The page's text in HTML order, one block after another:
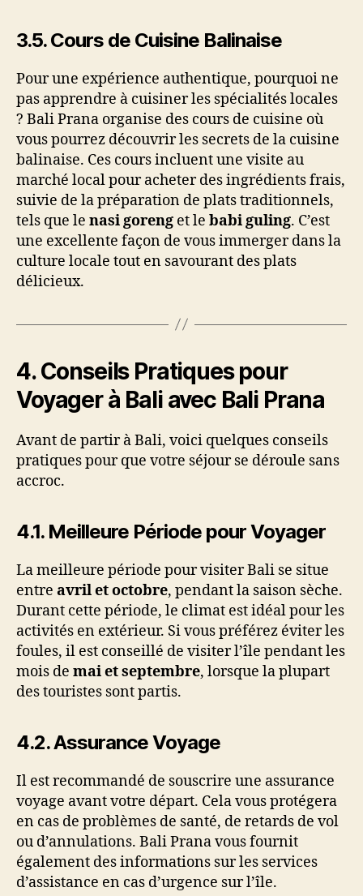
3.5.Cours de Cuisine Balinaise
Pour une expérience authentique, pourquoi ne
pas apprendre à cuisiner les spécialités locales
? Bali Prana organise des cours de cuisine où
vous pourrez découvrir les secrets de la cuisine
balinaise. Ces cours incluent une visite au
marché local pour acheter des ingrédients frais,
suivie de la préparation de plats traditionnels,
tels que le nasi goreng et le babi guling. C’est
une excellente façon de vous immerger dans la
culture locale tout en savourant des plats
délicieux.
4.Conseils Pratiques pour
Voyager à Bali avec Bali Prana
Avant de partir à Bali, voici quelques conseils
pratiques pour que votre séjour se déroule sans
accroc.
4.1. Meilleure Période pour Voyager
La meilleure période pour visiter Bali se situe
entre avril et octobre, pendant la saison sèche.
Durant cette période, le climat est idéal pour les
activités en extérieur. Si vous préférez éviter les
foules, il est conseillé de visiter l’île pendant les
mois de mai et septembre, lorsque la plupart
des touristes sont partis.
4.2.Assurance Voyage
Il est recommandé de souscrire une assurance
voyage avant votre départ. Cela vous protégera
en cas de problèmes de santé, de retards de vol
ou d’annulations. Bali Prana vous fournit
également des informations sur les services
d’assistance en cas d’urgence sur l’île.